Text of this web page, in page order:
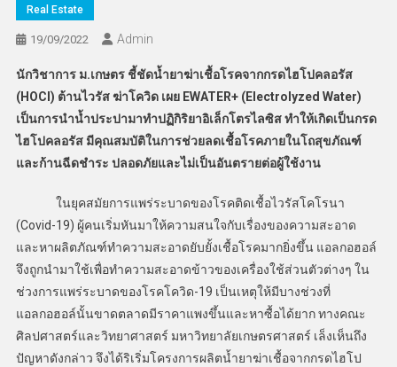
Real Estate
19/09/2022 Admin
นักวิชาการ ม.เกษตร ชี้ชัดน้ำยาฆ่าเชื้อโรคจากกรดไฮโปคลอรัส
(HOCl) ต้านไวรัส ฆ่าโควิด เผย EWATER+ (Electrolyzed Water)
เป็นการนำน้ำประปามาทำปฏิกิริยาอิเล็กโตรไลซิส ทำให้เกิดเป็นกรด
ไฮโปคลอรัส มีคุณสมบัติในการช่วยลดเชื้อโรคภายในโถสุขภัณฑ์
และก้านฉีดชำระ ปลอดภัยและไม่เป็นอันตรายต่อผู้ใช้งาน
ในยุคสมัยการแพร่ระบาดของโรคติดเชื้อไวรัสโคโรนา
(Covid-19) ผู้คนเริ่มหันมาให้ความสนใจกับเรื่องของความสะอาด
และหาผลิตภัณฑ์ทำความสะอาดยับยั้งเชื้อโรคมากยิ่งขึ้น แอลกอฮอล์
จึงถูกนำมาใช้เพื่อทำความสะอาดข้าวของเครื่องใช้ส่วนตัวต่างๆ ใน
ช่วงการแพร่ระบาดของโรคโควิด-19 เป็นเหตุให้มีบางช่วงที่
แอลกอฮอล์นั้นขาดตลาดมีราคาแพงขึ้นและหาซื้อได้ยาก ทางคณะ
ศิลปศาสตร์และวิทยาศาสตร์ มหาวิทยาลัยเกษตรศาสตร์ เล็งเห็นถึง
ปัญหาดังกล่าว จึงได้ริเริ่มโครงการผลิตน้ำยาฆ่าเชื้อจากกรดไฮโป